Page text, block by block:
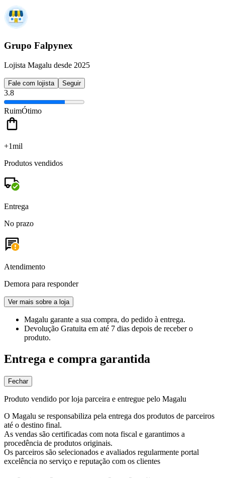
Grupo Falpynex
Lojista Magalu desde 2025
Fale com lojista Seguir
3.8
RuimÓtimo
+1mil
Produtos vendidos
Entrega
No prazo
Atendimento
Demora para responder
Ver mais sobre a loja
Magalu garante a sua compra, do pedido à entrega.
Devolução Gratuita em até 7 dias depois de receber o
produto.
Entrega e compra garantida
Fechar
Produto vendido por loja parceira e entregue pelo Magalu
O Magalu se responsabiliza pela entrega dos produtos de parceiros
até o destino final.
As vendas são certificadas com nota fiscal e garantimos a
procedência de produtos originais.
Os parceiros são selecionados e avaliados regularmente portal
excelência no serviço e reputação com os clientes